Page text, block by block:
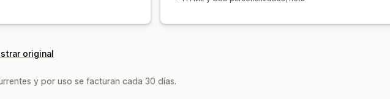
original
y por uso se facturan cada 30 días.